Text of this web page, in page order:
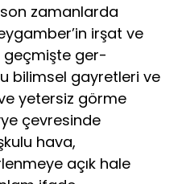
zamanlarda
irşat ve
geçmişte ger­
bilimsel gayretleri ve
yetersiz görme
çevresinde
hava,
açık hale